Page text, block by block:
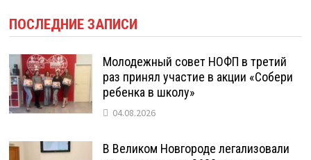
ПОСЛЕДНИЕ ЗАПИСИ
Молодежный совет НОФП в третий
раз принял участие в акции «Собери
ребенка в школу»
04.08.2026
В Великом Новгороде легализовали